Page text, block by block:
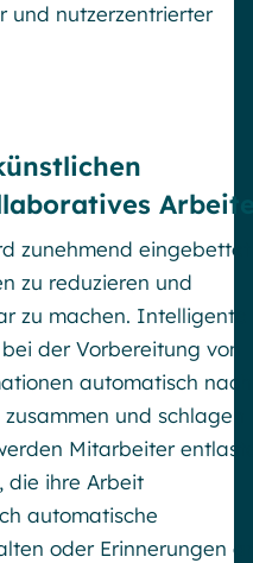
und nutzerzentrierter
zunehmend eingebettet
zu reduzieren und
zu machen. Intelligente
der Vorbereitung von
automatisch nach
und schlagen
Mitarbeiter
die ihre Arbeit
automatische
oder Erinnerungen